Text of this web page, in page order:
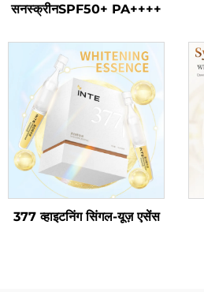
सनस्क्रीनSPF50+ PA++++
377 व्हाइटनिंग सिंगल-यूज़ एसेंस